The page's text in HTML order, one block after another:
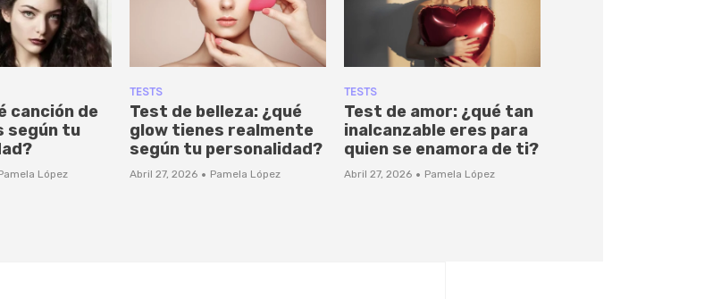
canción de
según tu
López
TESTS
Test de belleza: ¿qué
glow tienes realmente
según tu personalidad?
Abril 27, 2026 · Pamela López
TESTS
Test de amor: ¿qué tan
inalcanzable eres para
quien se enamora de ti?
Abril 27, 2026 · Pamela López